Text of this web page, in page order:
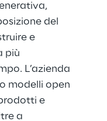
del
e
più
L’azienda
modelli open
e
a